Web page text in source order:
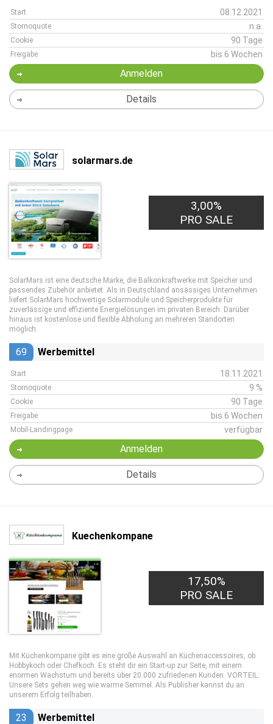
Start 08.12.2021
Stornoquote n.a.
Cookie 90 Tage
Freigabe bis 6 Wochen
Anmelden
Details
solarmars.de
3,00%
PRO SALE
SolarMars ist eine deutsche Marke, die Balkonkraftwerke mit Speicher und
passendes Zubehör anbietet. Als in Deutschland ansässiges Unternehmen
liefert SolarMars hochwertige Solarmodule und Speicherprodukte für
zuverlässige und effiziente Energielösungen im privaten Bereich. Darüber
hinaus ist kostenlose und flexible Abholung an mehreren Standorten
möglich.
69 Werbemittel
Start 18.11.2021
Stornoquote 9 %
Cookie 90 Tage
Freigabe bis 6 Wochen
Mobil-Landingpage verfügbar
Anmelden
Details
Kuechenkompane
17,50%
PRO SALE
Mit Küchenkompane gibt es eine große Auswahl an Küchenaccessoires, ob
Hobbykoch oder Chefkoch. Es steht dir ein Start-up zur Seite, mit einem
enormen Wachstum und bereits über 20.000 zufriedenen Kunden. VORTEIL:
Unsere Sets gehen weg wie warme Semmel. Als Publisher kannst du an
unserem Erfolg teilhaben.
23 Werbemittel